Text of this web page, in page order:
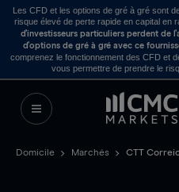
Les CFD et les options de gré à gré sont
risque élevé de perte rapide en capital en
d’investisseurs particuliers perdent de
d’options de gré à gré avec ce
comprenez le fonctionnement des CFD et
vous permettre de prendre le
Domicile Marchés CTT